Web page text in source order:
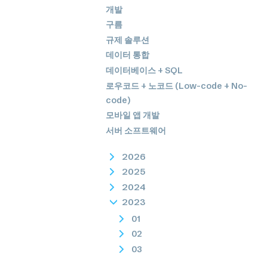
개발
구름
규제 솔루션
데이터 통합
데이터베이스 + SQL
로우코드 + 노코드 (Low-code + No-
code)
모바일 앱 개발
서버 소프트웨어
2026
2025
2024
2023
01
02
03